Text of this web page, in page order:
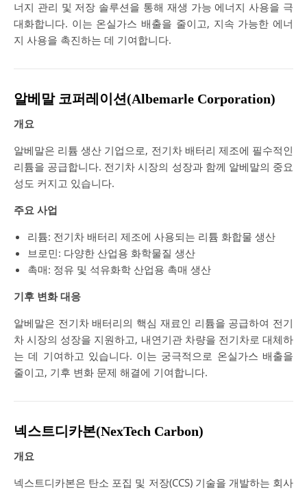
너지 관리 및 저장 솔루션을 통해 재생 가능 에너지 사용을 극
대화합니다. 이는 온실가스 배출을 줄이고, 지속 가능한 에너
지 사용을 촉진하는 데 기여합니다.
알베말 코퍼레이션(Albemarle Corporation)
개요
알베말은 리튬 생산 기업으로, 전기차 배터리 제조에 필수적인
리튬을 공급합니다. 전기차 시장의 성장과 함께 알베말의 중요
성도 커지고 있습니다.
주요 사업
리튬: 전기차 배터리 제조에 사용되는 리튬 화합물 생산
브로민: 다양한 산업용 화학물질 생산
촉매: 정유 및 석유화학 산업용 촉매 생산
기후 변화 대응
알베말은 전기차 배터리의 핵심 재료인 리튬을 공급하여 전기
차 시장의 성장을 지원하고, 내연기관 차량을 전기차로 대체하
는 데 기여하고 있습니다. 이는 궁극적으로 온실가스 배출을
줄이고, 기후 변화 문제 해결에 기여합니다.
넥스트디카본(NexTech Carbon)
개요
넥스트디카본은 탄소 포집 및 저장(CCS) 기술을 개발하는 회사